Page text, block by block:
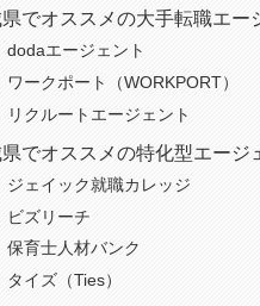
でオススメの大手転職エー
dodaエージェント
ワークポート（WORKPORT）
リクルートエージェント
でオススメの特化型エージ
ジェイック就職カレッジ
ビズリーチ
保育士人材バンク
タイズ（Ties）